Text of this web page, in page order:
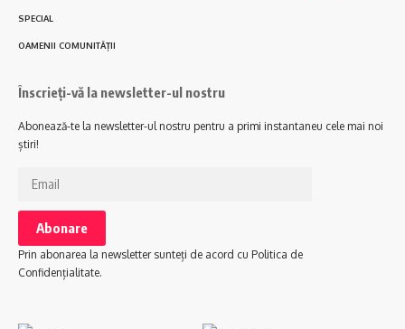
SPECIAL
OAMENII COMUNITĂȚII
Înscrieți-vă la newsletter-ul nostru
Abonează-te la newsletter-ul nostru pentru a primi instantaneu cele mai noi
știri!
Prin abonarea la newsletter sunteți de acord cu Politica de
Confidențialitate.